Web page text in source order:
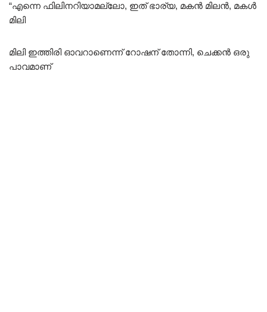
“എന്നെ ഫിലിനറിയാമല്ലോ, ഇത് ഭാര്യ, മകൻ മിലൻ, മകൾ
മിലി
മിലി ഇത്തിരി ഓവറാണെന്ന് റോഷന് തോന്നി, ചെക്കൻ ഒരു
പാവമാണ്